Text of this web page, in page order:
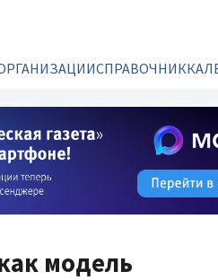
СПРАВОЧНИК
модель